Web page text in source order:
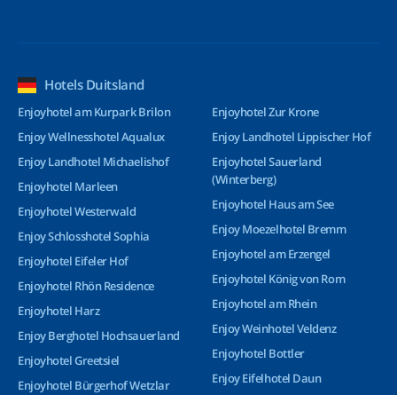
Hotels Duitsland
Enjoyhotel am Kurpark Brilon
Enjoy Wellnesshotel Aqualux
Enjoy Landhotel Michaelishof
Enjoyhotel Marleen
Enjoyhotel Westerwald
Enjoy Schlosshotel Sophia
Enjoyhotel Eifeler Hof
Enjoyhotel Rhön Residence
Enjoyhotel Harz
Enjoy Berghotel Hochsauerland
Enjoyhotel Greetsiel
Enjoyhotel Bürgerhof Wetzlar
Enjoyhotel Zur Krone
Enjoy Landhotel Lippischer Hof
Enjoyhotel Sauerland
(Winterberg)
Enjoyhotel Haus am See
Enjoy Moezelhotel Bremm
Enjoyhotel am Erzengel
Enjoyhotel König von Rom
Enjoyhotel am Rhein
Enjoy Weinhotel Veldenz
Enjoyhotel Bottler
Enjoy Eifelhotel Daun